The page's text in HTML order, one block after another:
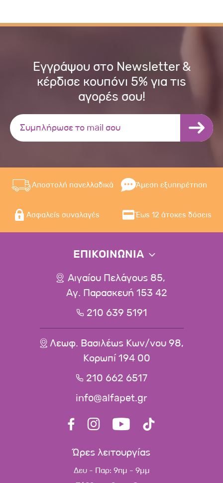
Εγγράψου στο Newsletter &
κέρδισε κουπόνι 5% για τις
αγορές σου!
Αποστολή πανελλαδικά Άμεση εξυπηρέτηση
Ασφαλείς συναλαγές Έως 12 άτοκες δόσεις
ΕΠΙΚΟΙΝΩΝΙΑ
Αιγαίου Πελάγους 85,
Αγ. Παρασκευή 153 42
210 639 5191
Λεωφ. Βασιλέως Κων/νου 98,
Κορωπί 194 00
210 662 6517
info@alfapet.gr
Ώρες λειτουργίας
Δευ - Παρ: 9πμ - 9μμ